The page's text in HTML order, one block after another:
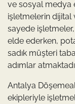
ve sosyal medya
işletmelerin dijital
sayede
elde ederken,
sadık müşteri
adımlar
Antalya
ekipleriyle